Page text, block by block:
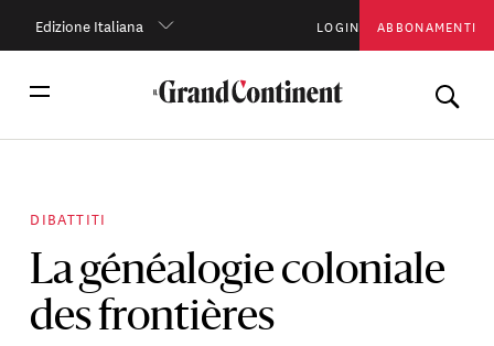
Edizione Italiana LOGIN ABBONAMENTI
DIBATTITI
La généalogie coloniale
des frontières